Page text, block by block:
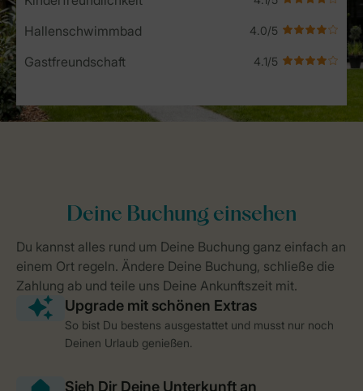
Hallenschwimmbad
Gastfreundschaft
So bist Du bestens ausgestattet und musst nur noch
Deinen Urlaub genießen.